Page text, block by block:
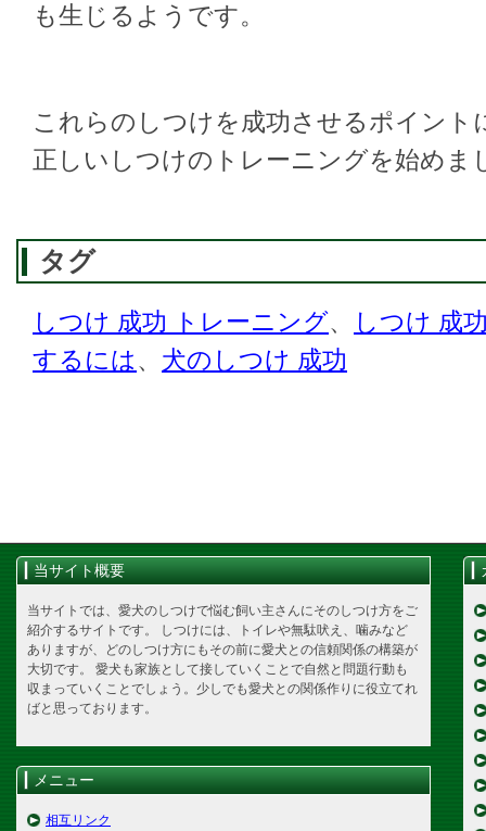
も生じるようです。
これらのしつけを成功させるポイント
正しいしつけのトレーニングを始めま
タグ
しつけ 成功 トレーニング、
しつけ 成
するには、 犬のしつけ 成功
当サイト概要
当サイトでは、愛犬のしつけで悩む飼い主さんにそのしつけ方をご
紹介するサイトです。 しつけには、トイレや無駄吠え、噛みなど
ありますが、どのしつけ方にもその前に愛犬との信頼関係の構築が
大切です。 愛犬も家族として接していくことで自然と問題行動も
収まっていくことでしょう。少しでも愛犬との関係作りに役立てれ
ばと思っております。
メニュー
相互リンク